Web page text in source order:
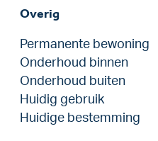
Overig
Permanente bewoning
Onderhoud binnen
Onderhoud buiten
Huidig gebruik
Huidige bestemming